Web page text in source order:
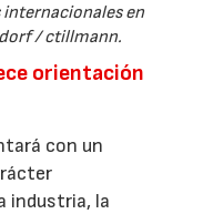
en
/ ctillmann.
orientación
con un
industria, la